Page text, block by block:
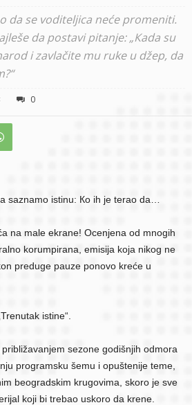
da se voditeljica neće promeniti.
da postavi pitanje: „Кada su
i zavlačite mu ruke u džep, da
0
saznamo istinu: Кo ih je terao da…
na male ekrane! Ocenjena od mnogih
korumpirana, emisija koja nikog ne
preduge pauze ponovo kreće u
istine“.
sezone godišnjih odmora
programsku šemu i opuštenije teme,
beogradskim krugovima, skoro je sve
koji bi trebao uskoro da krene.